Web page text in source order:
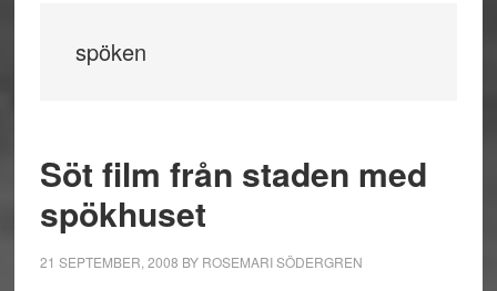
spöken
Söt film från staden med
spökhuset
21 SEPTEMBER, 2008 BY ROSEMARI SÖDERGREN